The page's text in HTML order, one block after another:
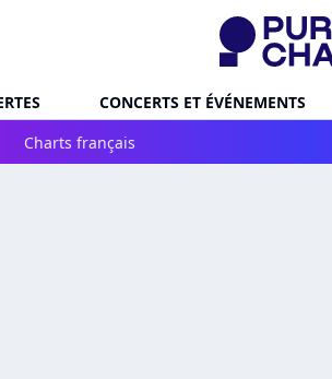
CONCERTS ET ÉVÉNEMENTS
Charts français